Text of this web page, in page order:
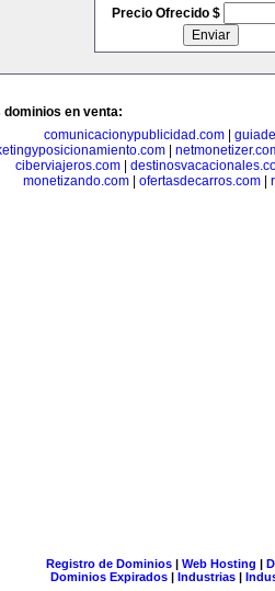
Precio Ofrecido $
dominios en venta:
comunicacionypublicidad.com
|
ciberviajeros.com
monetizando.com| ofertasdecarros.com|
Registro de Dominios| Web Hosting |
Dominios Expirados | Industrias |